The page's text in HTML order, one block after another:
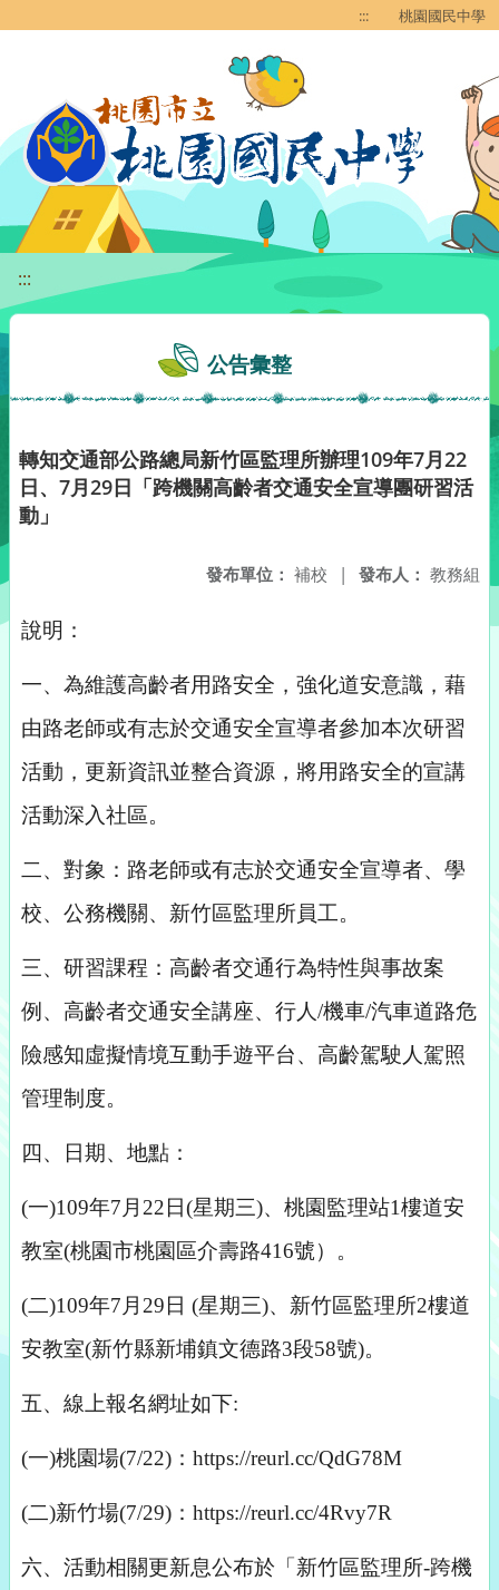
::: 桃園國民中學
:::
公告彙整
轉知交通部公路總局新竹區監理所辦理109年7月22
日、7月29日「跨機關高齡者交通安全宣導團研習活
動」
發布人： 教務組
發布單位： 補校 |
說明：
一、為維護高齡者用路安全，強化道安意識，藉
由路老師或有志於交通安全宣導者參加本次研習
活動，更新資訊並整合資源，將用路安全的宣講
活動深入社區。
二、對象：路老師或有志於交通安全宣導者、學
校、公務機關、新竹區監理所員工。
三、研習課程：高齡者交通行為特性與事故案
例、高齡者交通安全講座、行人/機車/汽車道路危
險感知虛擬情境互動手遊平台、高齡駕駛人駕照
管理制度。
四、日期、地點：
(一)109年7月22日(星期三)、桃園監理站1樓道安
教室(桃園市桃園區介壽路416號）。
(二)109年7月29日 (星期三)、新竹區監理所2樓道
安教室(新竹縣新埔鎮文德路3段58號)。
五、線上報名網址如下:
(一)桃園場(7/22)：https://reurl.cc/QdG78M
(二)新竹場(7/29)：https://reurl.cc/4Rvy7R
六、活動相關更新息公布於「新竹區監理所-跨機